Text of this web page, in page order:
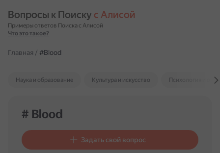
Вопросы к Поиску с Алисой
Примеры ответов Поиска с Алисой
Что это такое?
Главная / #Blood
Наука и образование Культура и искусство Психология и
# Blood
Задать свой вопрос